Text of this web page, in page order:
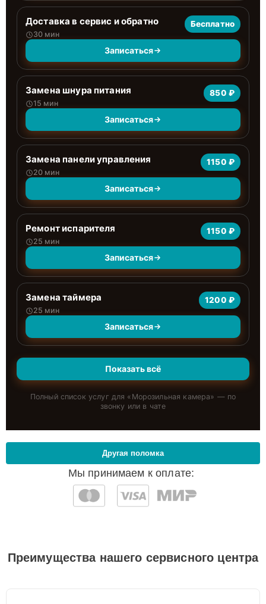
Доставка в сервис и обратно
30 мин
Бесплатно
Записаться
Замена шнура питания
15 мин
850 ₽
Записаться
Замена панели управления
20 мин
1150 ₽
Записаться
Ремонт испарителя
25 мин
1150 ₽
Записаться
Замена таймера
25 мин
1200 ₽
Записаться
Показать всё
Полный список услуг для « Морозильная камера» — по
звонку или в чате
Мы принимаем к оплате:
Другая поломка
Преимущества нашего сервисного центра